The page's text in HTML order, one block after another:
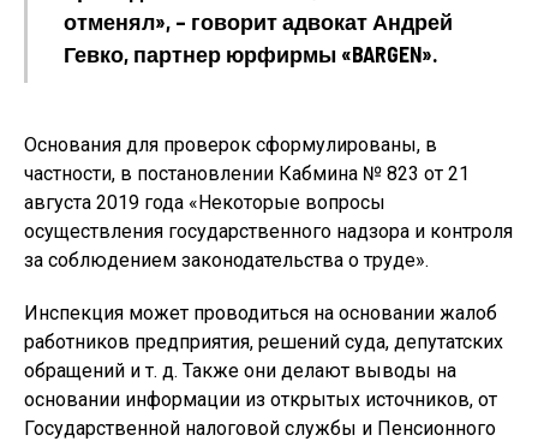
отменял», – говорит адвокат Андрей
Гевко, партнер юрфирмы «BARGEN».
Основания для проверок сформулированы, в
частности, в постановлении Кабмина № 823 от 21
августа 2019 года «Некоторые вопросы
осуществления государственного надзора и контроля
за соблюдением законодательства о труде».
Инспекция может проводиться на основании жалоб
работников предприятия, решений суда, депутатских
обращений и т. д. Также они делают выводы на
основании информации из открытых источников, от
Государственной налоговой службы и Пенсионного